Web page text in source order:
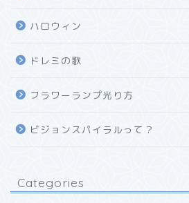
ハロウィン
ドレミの歌
フラワーランプ光り方
ビジョンスパイラルって？
Categories